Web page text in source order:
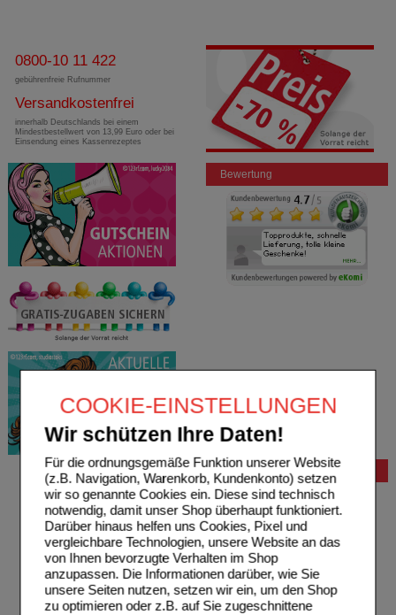
COOKIE-EINSTELLUNGEN
Wir schützen Ihre Daten!
Für die ordnungsgemäße Funktion unserer Website
(z.B. Navigation, Warenkorb, Kundenkonto) setzen
wir so genannte Cookies ein. Diese sind technisch
notwendig, damit unser Shop überhaupt funktioniert.
Darüber hinaus helfen uns Cookies, Pixel und
vergleichbare Technologien, unsere Website an das
von Ihnen bevorzugte Verhalten im Shop
anzupassen. Die Informationen darüber, wie Sie
unsere Seiten nutzen, setzen wir ein, um den Shop
zu optimieren oder z.B. auf Sie zugeschnittene
0800-10 11 422
gebührenfreie Rufnummer
Versandkostenfrei
innerhalb Deutschlands bei einem
Mindestbestellwert von 13,99 Euro oder bei
Einsendung eines Kassenrezeptes
Bewertung
Bestellung
Hilfe zur Anmeldung
Hilfe zum Bestellvorgang
Zahlungsmöglichkeiten
Rezepte einlösen
Freiumschläge anfordern
Freiumschläge downloaden
Auslandsbestellung
Reklamation